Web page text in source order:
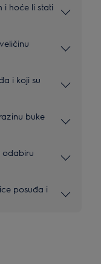
i hoće li stati
i koji su
buke
odabiru
posuđa i